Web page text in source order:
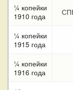
¼ копейки
1910 года
¼ копейки
1915 года
¼ копейки
1916 года